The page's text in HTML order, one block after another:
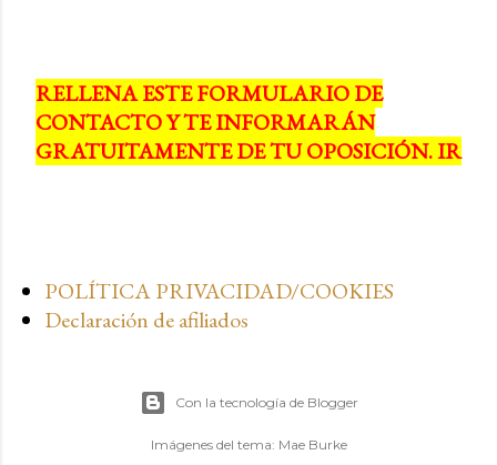
RELLENA ESTE FORMULARIO DE
CONTACTO Y TE INFORMARÁN
GRATUITAMENTE DE TU OPOSICIÓN. IR
POLÍTICA PRIVACIDAD/COOKIES
Declaración de afiliados
Con la tecnología de Blogger
Imágenes del tema: Mae Burke